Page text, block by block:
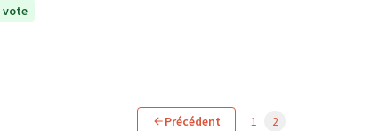
vote
Précédent 1 2